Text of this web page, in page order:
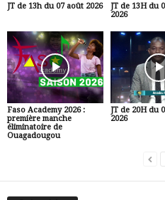
JT de 13h du 07 août 2026
JT de 13H du
2026
Faso Academy 2026 :
première manche
éliminatoire de
Ouagadougou
JT de 20H du
2026